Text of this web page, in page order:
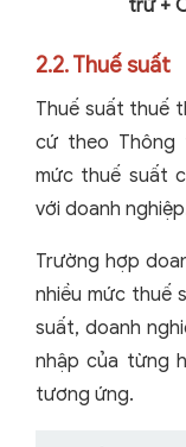
trừ +
2.2. Thuế suất
Thuế suất thuế
cứ theo Thông
mức thuế suất
với doanh
Trường hợp
nhiều mức thuế
suất, doanh
nhập của từng
tương ứng.